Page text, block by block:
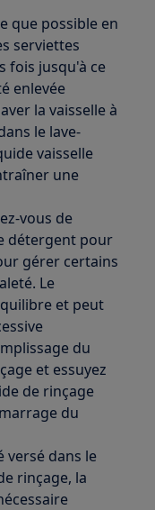
que possible en
serviettes
fois jusqu'à ce
enlevée
la vaisselle à
le lave-
vaisselle
une
vous de
détergent pour
gérer certains
Le
et peut
du
et essuyez
de rinçage
du
versé dans le
rinçage, la